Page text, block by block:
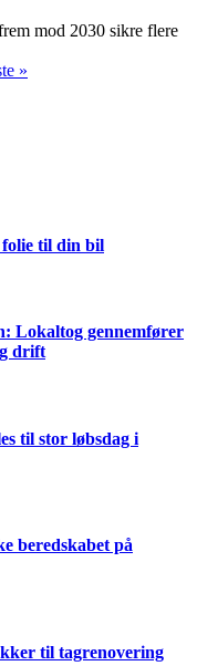
mod 2030 sikre flere
»
til din bil
Lokaltog gennemfører
drift
til stor løbsdag i
beredskabet på
til tagrenovering